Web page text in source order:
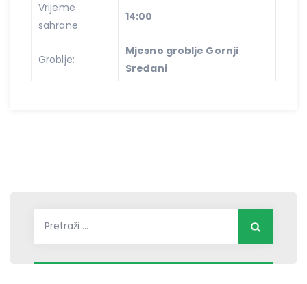
Vrijeme
sahrane:
14:00
Groblje:
Mjesno groblje Gornji
Sređani